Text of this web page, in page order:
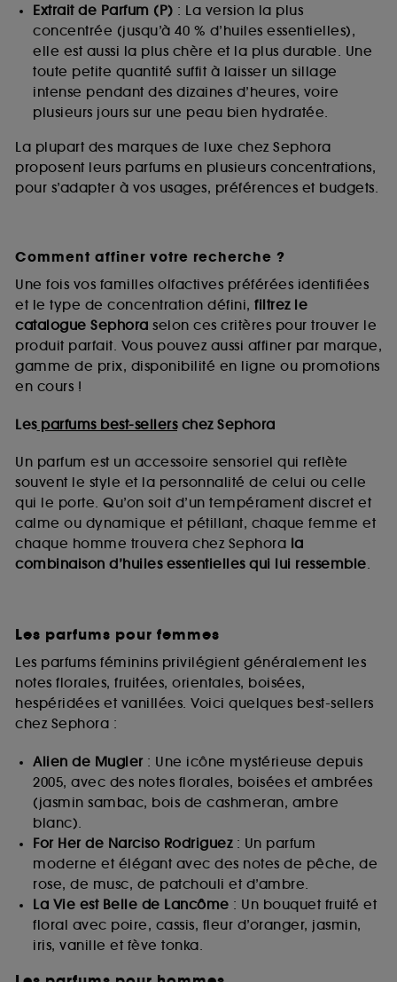
Extrait de Parfum (P) : La version la plus
concentrée (jusqu’à 40 % d’huiles essentielles),
elle est aussi la plus chère et la plus durable. Une
toute petite quantité suffit à laisser un sillage
intense pendant des dizaines d’heures, voire
plusieurs jours sur une peau bien hydratée.
La plupart des marques de luxe chez Sephora
proposent leurs parfums en plusieurs concentrations,
pour s’adapter à vos usages, préférences et budgets.
Comment affiner votre recherche ?
Une fois vos familles olfactives préférées identifiées
et le type de concentration défini, filtrez le
catalogue Sephora selon ces critères pour trouver le
produit parfait. Vous pouvez aussi affiner par marque,
gamme de prix, disponibilité en ligne ou promotions
en cours !
Lesparfums best-sellerschez Sephora
Un parfum est un accessoire sensoriel qui reflète
souvent le style et la personnalité de celui ou celle
qui le porte. Qu’on soit d’un tempérament discret et
calme ou dynamique et pétillant, chaque femme et
chaque homme trouvera chez Sephora la
combinaison d’huiles essentielles qui lui ressemble.
Les parfums pour femmes
Les parfums féminins privilégient généralement les
notes florales, fruitées, orientales, boisées,
hespéridées et vanillées. Voici quelques best-sellers
chez Sephora :
Alien de Mugler: Une icône mystérieuse depuis
2005, avec des notes florales, boisées et ambrées
(jasmin sambac, bois de cashmeran, ambre
blanc).
For Her de Narciso Rodriguez: Un parfum
moderne et élégant avec des notes de pêche, de
rose, de musc, de patchouli et d’ambre.
La Vie est Belle de Lancôme : Un bouquet fruité et
floral avec poire, cassis, fleur d’oranger, jasmin,
iris, vanille et fève tonka.